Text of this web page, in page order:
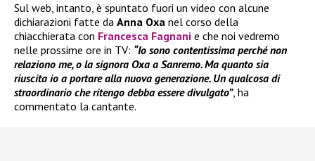
Sul web, intanto, è spuntato fuori un video con alcune
dichiarazioni fatte da Anna Oxa nel corso della
chiacchierata con Francesca Fagnani e che noi vedremo
nelle prossime ore in TV: “Io sono contentissima perché non
relaziono me, o la signora Oxa a Sanremo. Ma quanto sia
riuscita io a portare alla nuova generazione. Un qualcosa di
straordinario che ritengo debba essere divulgato”, ha
commentato la cantante.